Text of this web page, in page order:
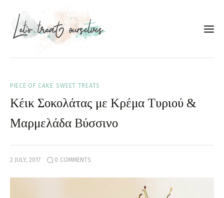
Portfolio
Services
PIECE OF CAKE SWEET TREATS
Κέικ Σοκολάτας με Κρέμα Τυριού &
Μαρμελάδα Βύσσινο
2 JULY, 2017 0 COMMENTS